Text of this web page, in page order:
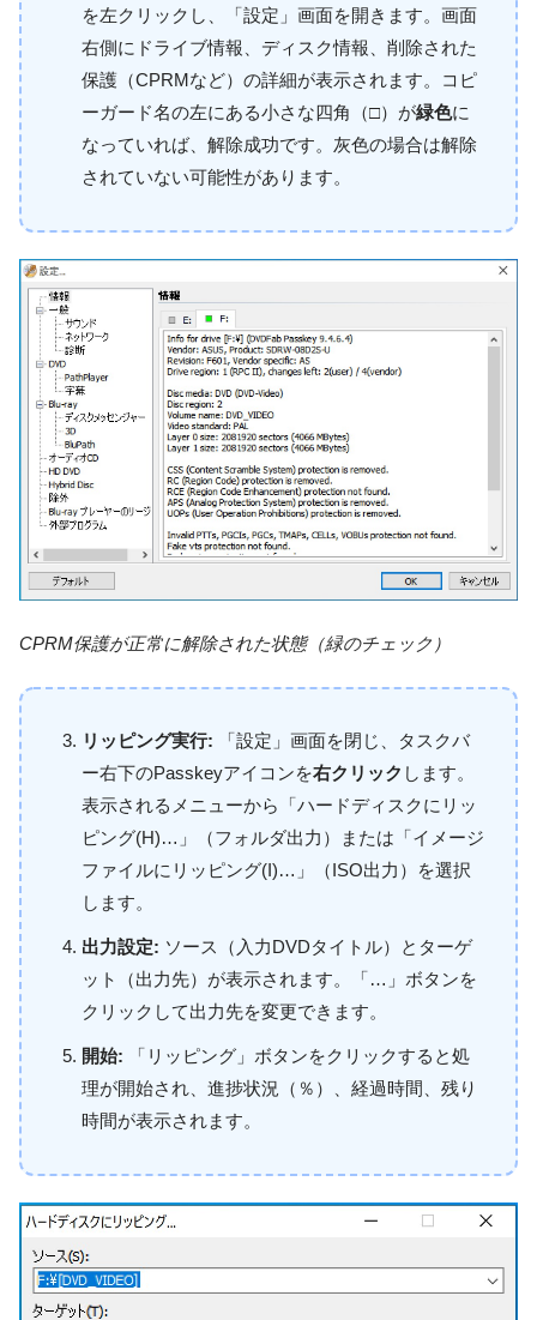
を左クリックし、「設定」画面を開きます。画面
右側にドライブ情報、ディスク情報、削除された
保護（CPRMなど）の詳細が表示されます。コピ
ーガード名の左にある小さな四角（□）が緑色に
なっていれば、解除成功です。灰色の場合は解除
されていない可能性があります。
CPRM保護が正常に解除された状態（緑のチェック）
リッピング実行: 「設定」画面を閉じ、タスクバ
ー右下のPasskeyアイコンを右クリック します。
表示されるメニューから「ハードディスクにリッ
ピング(H)…」（フォルダ出力）または「イメージ
ファイルにリッピング(I)…」（ISO出力）を選択
します。
出力設定: ソース（入力DVDタイトル）とターゲ
ット（出力先）が表示されます。「…」ボタンを
クリックして出力先を変更できます。
開始: 「リッピング」ボタンをクリックすると処
理が開始され、進捗状況（％）、経過時間、残り
時間が表示されます。